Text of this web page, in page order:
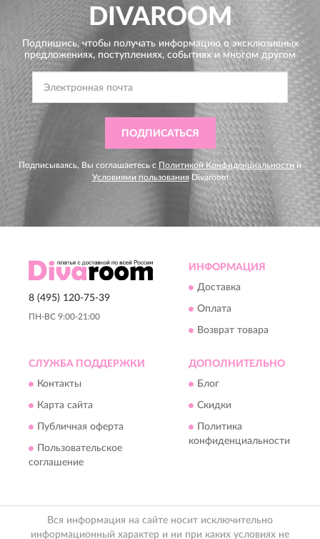
DIVAROOM
Подпишись, чтобы получать информацию о эксклюзивных
предложениях, поступлениях, событиях и многом другом
ПОДПИСАТЬСЯ
Подписываясь, Вы соглашаетесь с Политикой Конфиденциальности и
Условиями пользования Divaroom
8 (495) 120-75-39
ПН-ВС 9:00-21:00
ИНФОРМАЦИЯ
Доставка
Оплата
Возврат товара
СЛУЖБА ПОДДЕРЖКИ
Контакты
Карта сайта
Публичная оферта
Пользовательское
соглашение
ДОПОЛНИТЕЛЬНО
Блог
Скидки
Политика
конфиденциальности
Вся информация на сайте носит исключительно
информационный характер и ни при каких условиях не